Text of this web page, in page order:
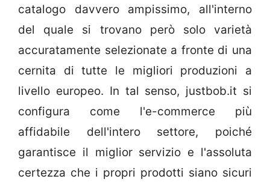
catalogo davvero ampissimo, all'interno
del quale si trovano però solo varietà
accuratamente selezionate a fronte di una
cernita di tutte le migliori produzioni a
livello europeo. In tal senso, justbob.it si
configura come l'e-commerce più
affidabile dell'intero settore, poiché
garantisce il miglior servizio e l'assoluta
certezza che i propri prodotti siano sicuri